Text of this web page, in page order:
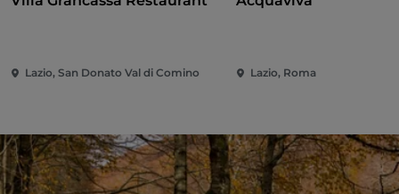
Lazio, San Donato Val di Comino Lazio, Roma